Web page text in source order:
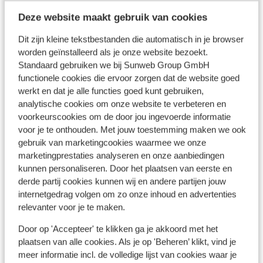
Deze website maakt gebruik van cookies
Dit zijn kleine tekstbestanden die automatisch in je browser
worden geïnstalleerd als je onze website bezoekt.
Standaard gebruiken we bij Sunweb Group GmbH
functionele cookies die ervoor zorgen dat de website goed
werkt en dat je alle functies goed kunt gebruiken,
analytische cookies om onze website te verbeteren en
voorkeurscookies om de door jou ingevoerde informatie
voor je te onthouden. Met jouw toestemming maken we ook
gebruik van marketingcookies waarmee we onze
marketingprestaties analyseren en onze aanbiedingen
kunnen personaliseren. Door het plaatsen van eerste en
derde partij cookies kunnen wij en andere partijen jouw
internetgedrag volgen om zo onze inhoud en advertenties
relevanter voor je te maken.
Door op 'Accepteer' te klikken ga je akkoord met het
plaatsen van alle cookies. Als je op 'Beheren’ klikt, vind je
meer informatie incl. de volledige lijst van cookies waar je
waar je lekker kan eten en die te voet te
bereiken zijn. Het is wel een hele klim. Idem
dito strand. Auto huren is noodzakelijk als
je corfu wil ontdekken, zeker als je meer
dan 1 week boekt. Bussen zitten ook vaak
overvol…
Strand: 300 m
Centrum: 300 m
Luchthaven: 18 km
Bushalte: 50 m
Pinautomaat: 50 m
(Mini)supermarkt: 100 m
Restaurant: 150 m
Afstand tot dichtstbijzijnde apotheek circa 2,5
kilometer
Aan een steile weg
Ook interessant voor jou